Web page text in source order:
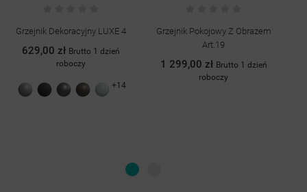
Grzejnik Dekoracyjny LUXE 4
629,00 zł Brutto 1 dzień
roboczy
Szary
struktura
GrafitAntracyt
struktura
Quartz
II
Biały
połysk
+14
Grzejnik Pokojowy Z Obrazem
Art.19
1 299,00 zł Brutto 1 dzień
roboczy